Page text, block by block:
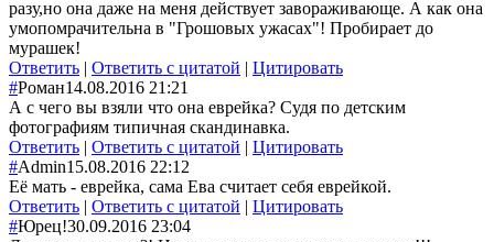
разу,но она даже на меня действует завораживающе. А как она
умопомрачительна в "Грошовых ужасах"! Пробирает до
мурашек!
Ответить | Ответить с цитатой | Цитировать
#Роман14.08.2016 21:21
А с чего вы взяли что она еврейка? Судя по детским
фотографиям типичная скандинавка.
Ответить | Ответить с цитатой | Цитировать
#Admin15.08.2016 22:12
Её мать - еврейка, сама Ева считает себя еврейкой.
Ответить | Ответить с цитатой | Цитировать
#Юрец!30.09.2016 23:04